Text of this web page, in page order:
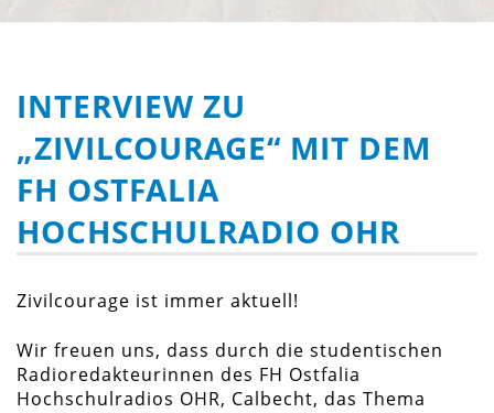
INTERVIEW ZU
„ZIVILCOURAGE“ MIT DEM
FH OSTFALIA
HOCHSCHULRADIO OHR
Zivilcourage ist immer aktuell!
Wir freuen uns, dass durch die studentischen
Radioredakteurinnen des FH Ostfalia
Hochschulradios OHR, Calbecht, das Thema